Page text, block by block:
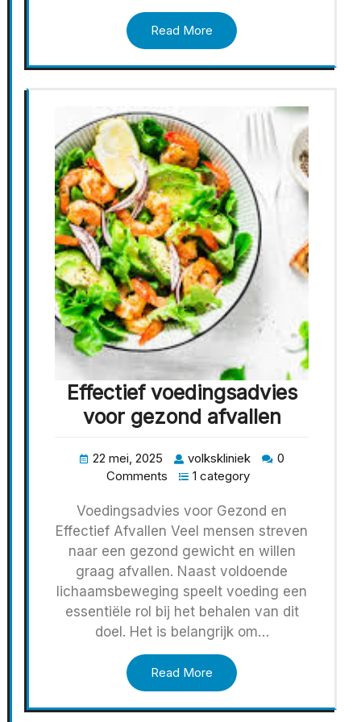
Read More
Effectief voedingsadvies
voor gezond afvallen
22 mei, 2025 volkskliniek
0
Comments
1 category
Voedingsadvies voor Gezond en
Effectief Afvallen Veel mensen streven
naar een gezond gewicht en willen
graag afvallen. Naast voldoende
lichaamsbeweging speelt voeding een
essentiële rol bij het behalen van dit
doel. Het is belangrijk om…
Read More